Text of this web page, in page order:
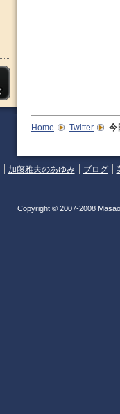
Home Twitter 今
加藤雅夫のあゆみ ブログ
Copyright © 2007-2008